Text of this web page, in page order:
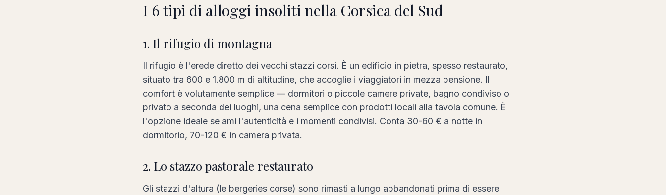
I 6 tipi di alloggi insoliti nella Corsica del Sud
1. Il rifugio di montagna
Il rifugio è l'erede diretto dei vecchi stazzi corsi. È un edificio in pietra, spesso restaurato,
situato tra 600 e 1.800 m di altitudine, che accoglie i viaggiatori in mezza pensione. Il
comfort è volutamente semplice — dormitori o piccole camere private, bagno condiviso o
privato a seconda dei luoghi, una cena semplice con prodotti locali alla tavola comune. È
l'opzione ideale se ami l'autenticità e i momenti condivisi. Conta 30-60 € a notte in
dormitorio, 70-120 € in camera privata.
2. Lo stazzo pastorale restaurato
Gli stazzi d'altura (le bergeries corse) sono rimasti a lungo abbandonati prima di essere